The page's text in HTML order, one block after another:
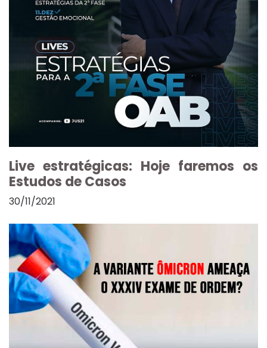
Live estratégicas: Hoje faremos os
Estudos de Casos
30/11/2021